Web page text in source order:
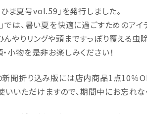
ま夏号vol.59」を発行しました。
では、暑い夏を快適に過ごすためのアイ
やりリングや頭まですっぽり覆える虫
小物を是非お楽しみください！
新聞折り込み版には店内商品1点10％
いただけますので、期間中にお忘れな